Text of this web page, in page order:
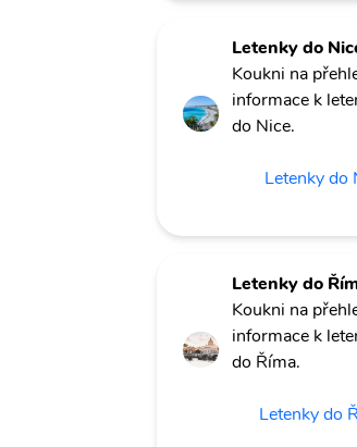
Letenky do
Koukni na
informace k
do Nice.
Letenky do
Letenky do
Koukni na
informace k
do Říma.
Letenky do